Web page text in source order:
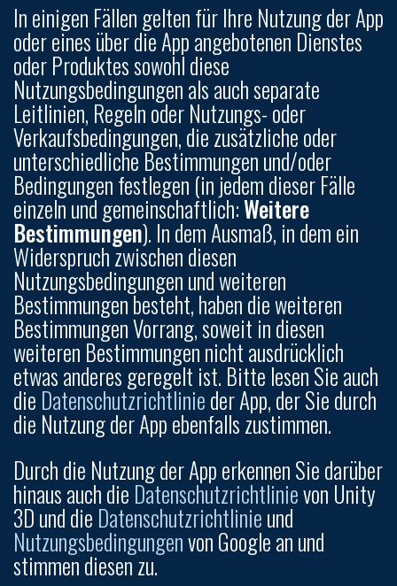
In einigen Fällen gelten für Ihre Nutzung der App
oder eines über die App angebotenen Dienstes
oder Produktes sowohl diese
Nutzungsbedingungen als auch separate
Leitlinien, Regeln oder Nutzungs- oder
Verkaufsbedingungen, die zusätzliche oder
unterschiedliche Bestimmungen und/oder
Bedingungen festlegen (in jedem dieser Fälle
einzeln und gemeinschaftlich:Weitere
Bestimmungen). In dem Ausmaß, in dem ein
Widerspruch zwischen diesen
Nutzungsbedingungen und weiteren
Bestimmungen besteht, haben die weiteren
Bestimmungen Vorrang, soweit in diesen
weiteren Bestimmungen nicht ausdrücklich
etwas anderes geregelt ist. Bitte lesen Sie auch
die Datenschutzrichtlinieder App, der Sie durch
die Nutzung der App ebenfalls zustimmen.
Durch die Nutzung der App erkennen Sie darüber
hinaus auch die Datenschutzrichtlinievon Unity
3D und die Datenschutzrichtlinieund
Nutzungsbedingungenvon Google an und
stimmen diesen zu.